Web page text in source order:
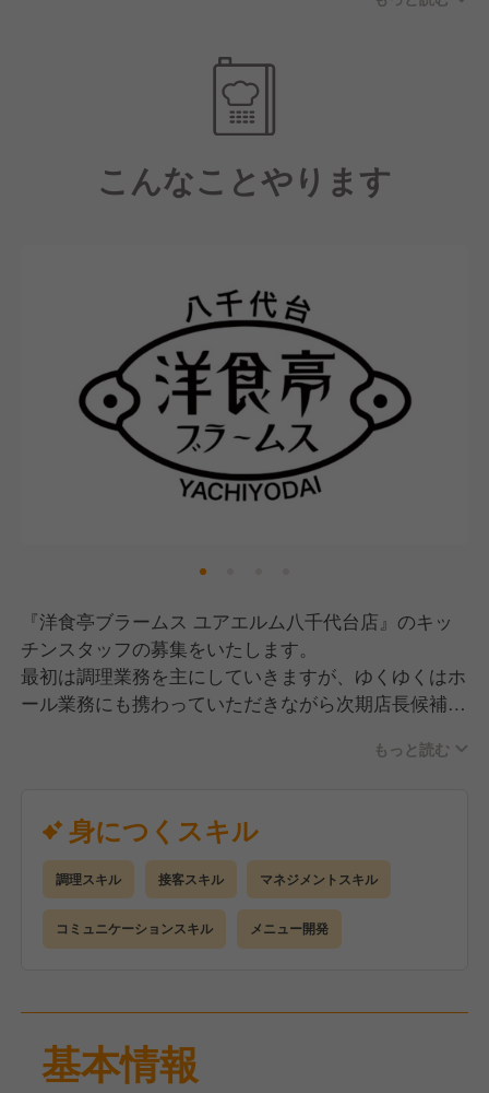
限定のオリジナルメニューも用意しています。
そのため調理のお仕事では伝統を守りながらも自由度
は高く、様々なことに挑戦できますよ！
＜働く環境＞
ペレーションを導入しています！
勤務形態はシフト制ですが、希望休の申請にも柔軟に
対応し、プライベートを尊重しながら長く働ける環境
こんなことやります
『洋食亭ブラームス ユアエルム八千代台店』のキッ
チンスタッフの募集をいたします。
最初は調理業務を主にしていきますが、ゆくゆくはホ
ール業務にも携わっていただきながら次期店長候補を
します。
未経験・経験の浅い方には丁寧な指導でスキルアップ
をサポート！
経験者の方にはメニュー開発など豊富な経験とスキル
を存分に発揮できる環境があります。
もっと読む
身につくスキル
調理スキル 接客スキル マネジメントスキル
コミュニケーションスキル メニュー開発
基本情報